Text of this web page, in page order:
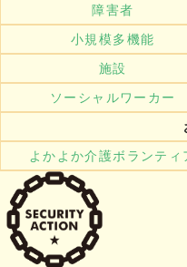
障害者
小規模多機能
施設
ソーシャルワーカー
よかよか介護ボランティ